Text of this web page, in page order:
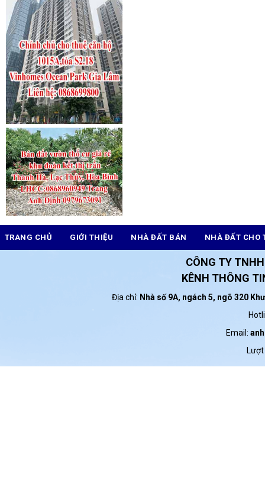
TRANG CHỦ GIỚI THIỆU NHÀ ĐẤT BÁN NHÀ ĐẤT CHO
CÔNG TY
KÊNH THÔNG
Địa chỉ: Nhà số 9A, ngách 5, ngõ 320
Email: